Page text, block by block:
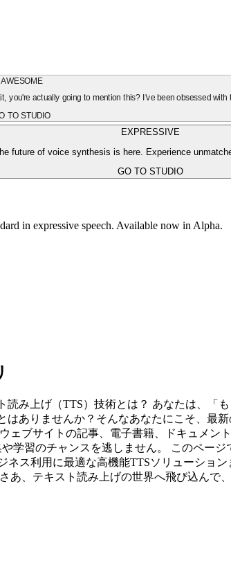
AWESOME
actually going to mention this? I've been obsessed
TO STUDIO
EXPRESSIVE
future of voice synthesis is here. Experience
GO TO STUDIO
in expressive speech. Available now in Alpha.
み上げ（TTS）技術とは？ あなたは、「
ありませんか？そんなあなたにこそ、最
ブサイトの記事、電子書籍、ドキュメン
学習のチャンスを逃しません。 このペー
ス利用に最適な高機能TTSソリューショ
、テキスト読み上げの世界へ飛び込んで